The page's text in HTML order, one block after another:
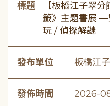
標題
【板橋江子翠
籤》主題書展 —
玩 / 偵探解謎
發布單位 板橋江
發佈時間 2026-